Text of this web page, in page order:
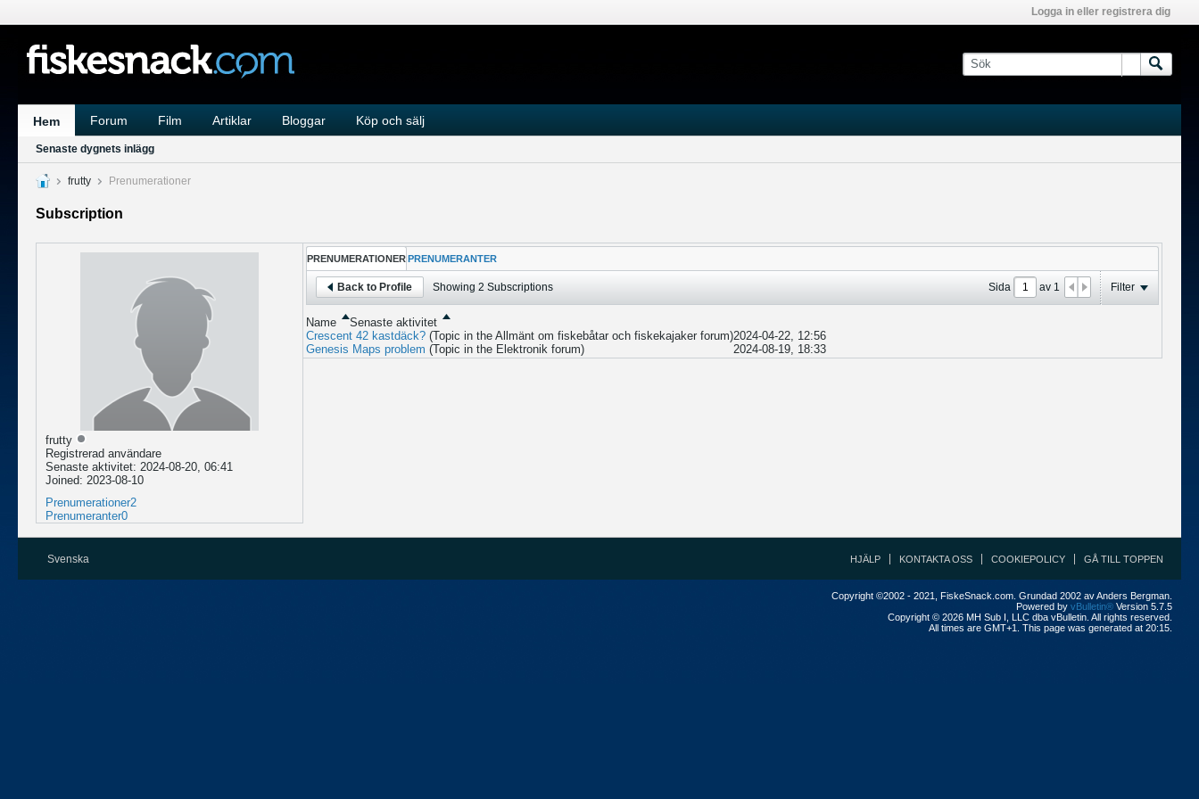
Logga in eller registrera dig
Hem Forum Film Artiklar Bloggar Köp och sälj
Senaste dygnets inlägg
frutty Prenumerationer
Subscription
frutty
Registrerad användare
Senaste aktivitet: 2024-08-20, 06:41
Joined: 2023-08-10
Prenumerationer2
Prenumeranter0
PRENUMERATIONER PRENUMERANTER
Back to Profile Showing 2Subscriptions Sida av1 Filter
Name
Senaste aktivitet
Crescent 42 kastdäck? (Topic in the Allmänt om fiskebåtar och fiskekajakerforum)2024-04-22, 12:56
Genesis Maps problem (Topic in the Elektronik forum) 2024-08-19, 18:33
Svenska HJÄLP KONTAKTA OSS COOKIEPOLICY GÅ TILL TOPPEN
Copyright ©2002 - 2021, FiskeSnack.com. Grundad 2002 av Anders Bergman.
Powered by vBulletin® Version 5.7.5
Copyright © 2026 MH Sub I, LLC dba vBulletin. All rights reserved.
All times are GMT+1. This page was generated at 20:15.